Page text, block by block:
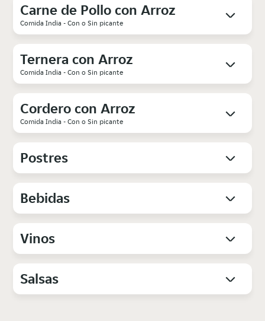
Carne de Pollo con Arroz
Comida India - Con o Sin picante
Ternera con Arroz
Comida India - Con o Sin picante
Cordero con Arroz
Comida India - Con o Sin picante
Postres
Bebidas
Vinos
Salsas